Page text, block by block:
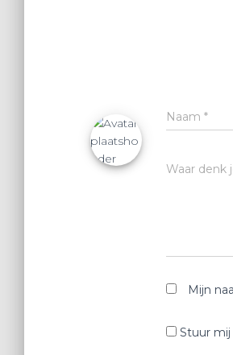
Naam *
Waar denk
Mijn
Stuur mij